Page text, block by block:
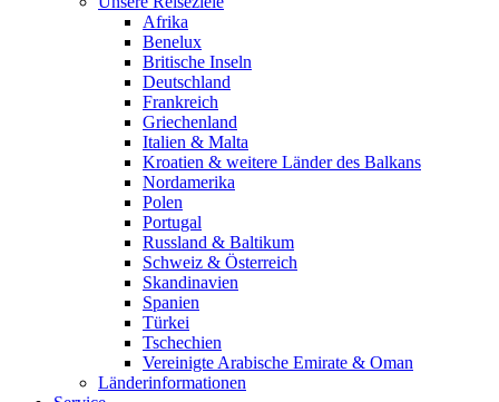
Afrika
Benelux
Britische Inseln
Deutschland
Frankreich
Griechenland
Italien & Malta
Kroatien & weitere Länder des Balkans
Nordamerika
Polen
Portugal
Russland & Baltikum
Schweiz & Österreich
Skandinavien
Spanien
Türkei
Tschechien
Vereinigte Arabische Emirate & Oman
Länderinformationen